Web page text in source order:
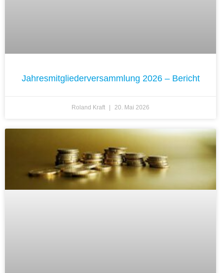
Jahresmitgliederversammlung 2026 – Bericht
Roland Kraft 20. Mai 2026